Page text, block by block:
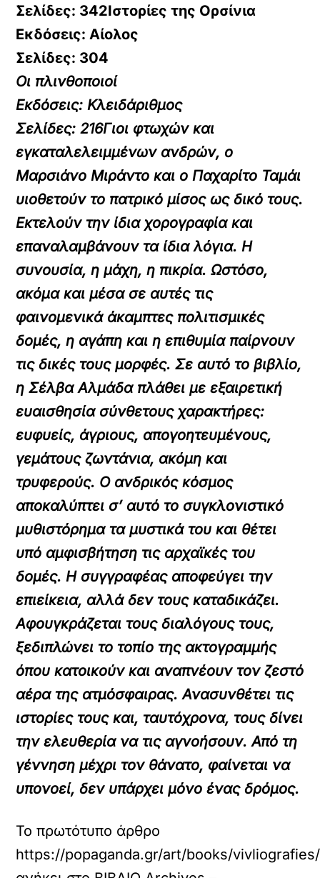
Σελίδες: 342Ιστορίες της Ορσίνια
Εκδόσεις: Αίολος
Σελίδες: 304
Οι πλινθοποιοί
Εκδόσεις: Κλειδάριθμος
Σελίδες: 216Γιοι φτωχών και
εγκαταλελειμμένων ανδρών, ο
Μαρσιάνο Μιράντο και ο Παχαρίτο Ταμάι
υιοθετούν το πατρικό μίσος ως δικό τους.
Εκτελούν την ίδια χορογραφία και
επαναλαμβάνουν τα ίδια λόγια. Η
συνουσία, η μάχη, η πικρία. Ωστόσο,
ακόμα και μέσα σε αυτές τις
φαινομενικά άκαμπτες πολιτισμικές
δομές, η αγάπη και η επιθυμία παίρνουν
τις δικές τους μορφές. Σε αυτό το βιβλίο,
η Σέλβα Αλμάδα πλάθει με εξαιρετική
ευαισθησία σύνθετους χαρακτήρες:
ευφυείς, άγριους, απογοητευμένους,
γεμάτους ζωντάνια, ακόμη και
τρυφερούς. Ο ανδρικός κόσμος
αποκαλύπτει σ’ αυτό το συγκλονιστικό
μυθιστόρημα τα μυστικά του και θέτει
υπό αμφισβήτηση τις αρχαϊκές του
δομές. Η συγγραφέας αποφεύγει την
επιείκεια, αλλά δεν τους καταδικάζει.
Αφουγκράζεται τους διαλόγους τους,
ξεδιπλώνει το τοπίο της ακτογραμμής
όπου κατοικούν και αναπνέουν τον ζεστό
αέρα της ατμόσφαιρας. Ανασυνθέτει τις
ιστορίες τους και, ταυτόχρονα, τους δίνει
την ελευθερία να τις αγνοήσουν. Από τη
γέννηση μέχρι τον θάνατο, φαίνεται να
υπονοεί, δεν υπάρχει μόνο ένας δρόμος.
Το πρωτότυπο άρθρο
https://popaganda.gr/art/books/